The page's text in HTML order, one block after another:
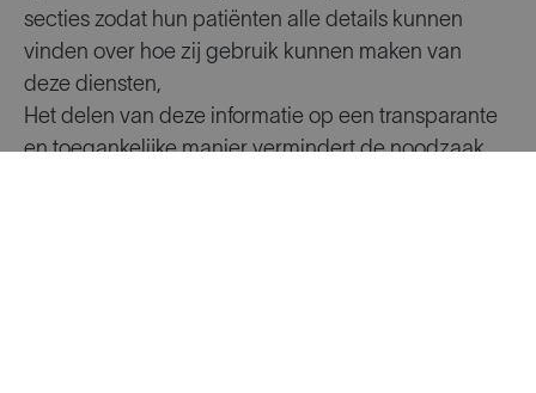
secties zodat hun patiënten alle details kunnen
vinden over hoe zij gebruik kunnen maken van
deze diensten,
Het delen van deze informatie op een transparante
en toegankelijke manier vermindert de noodzaak